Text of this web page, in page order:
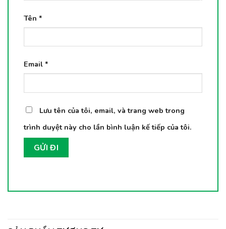
Tên *
Email *
Lưu tên của tôi, email, và trang web trong
trình duyệt này cho lần bình luận kế tiếp của tôi.